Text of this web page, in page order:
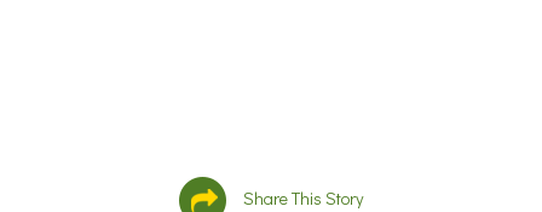
Share This Story